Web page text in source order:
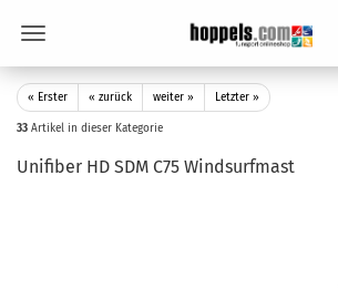
« Erster « zurück weiter » Letzter »
33 Artikel in dieser Kategorie
Unifiber HD SDM C75 Windsurfmast